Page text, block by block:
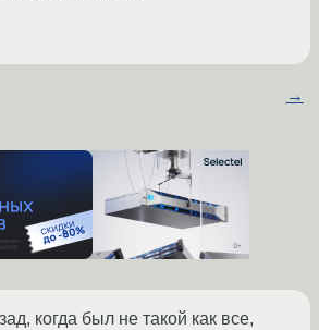
→
когда был не такой как все,